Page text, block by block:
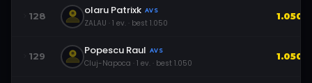
128 olaru Patrixk AVS
ZALAU · 1 ev. · best 1.050
1.050
129 Popescu Raul AVS
Cluj-Napoca · 1 ev. · best 1.050
1.050